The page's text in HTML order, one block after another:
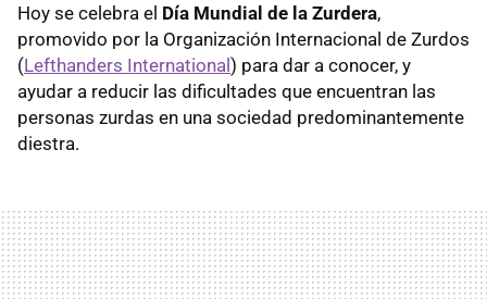
Hoy se celebra el Día Mundial de la Zurdera,
promovido por la Organización Internacional de Zurdos
(Lefthanders International) para dar a conocer, y
ayudar a reducir las dificultades que encuentran las
personas zurdas en una sociedad predominantemente
diestra.